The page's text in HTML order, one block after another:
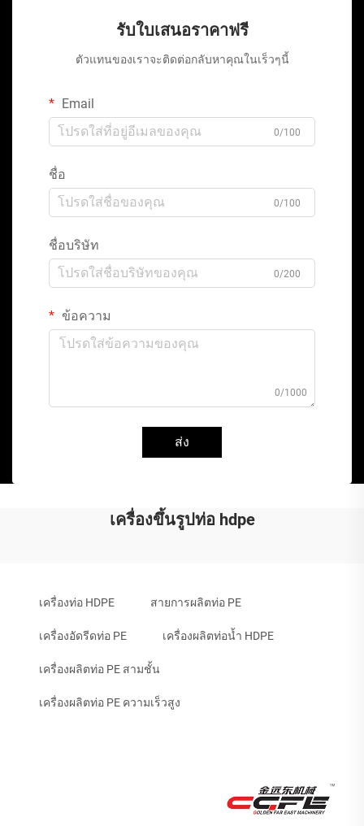
รับใบเสนอราคาฟรี
ตัวแทนของเราจะติดต่อกลับหาคุณในเร็วๆนี้
Email
0/100
ชื่อ
0/100
ชื่อบริษัท
0/200
ข้อความ
0/1000
ส่ง
เครื่องขึ้นรูปท่อ hdpe
เครื่องท่อ HDPE สายการผลิตท่อ PE
เครื่องอัดรีดท่อ PE เครื่องผลิตท่อน้ำ HDPE
เครื่องผลิตท่อ PE สามชั้น
เครื่องผลิตท่อ PE ความเร็วสูง